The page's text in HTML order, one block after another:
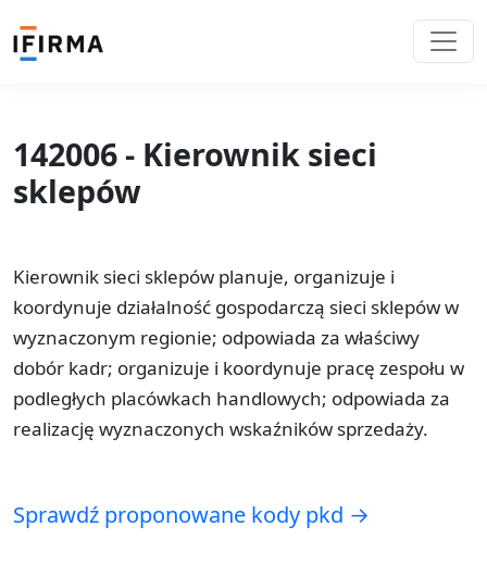
142006 - Kierownik sieci
sklepów
Kierownik sieci sklepów planuje, organizuje i
koordynuje działalność gospodarczą sieci sklepów w
wyznaczonym regionie; odpowiada za właściwy
dobór kadr; organizuje i koordynuje pracę zespołu w
podległych placówkach handlowych; odpowiada za
realizację wyznaczonych wskaźników sprzedaży.
Sprawdź proponowane kody pkd →